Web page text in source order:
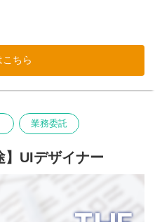
、動作するキャラクターのモ
デザインの制作から、テクス
ーション用のウェイト設定等
です。
イテムのモデリング。
デザイン調整や、テクスチャ
作成や、ステージ設計を行う
ちら
業務委託
】UIデザイナー